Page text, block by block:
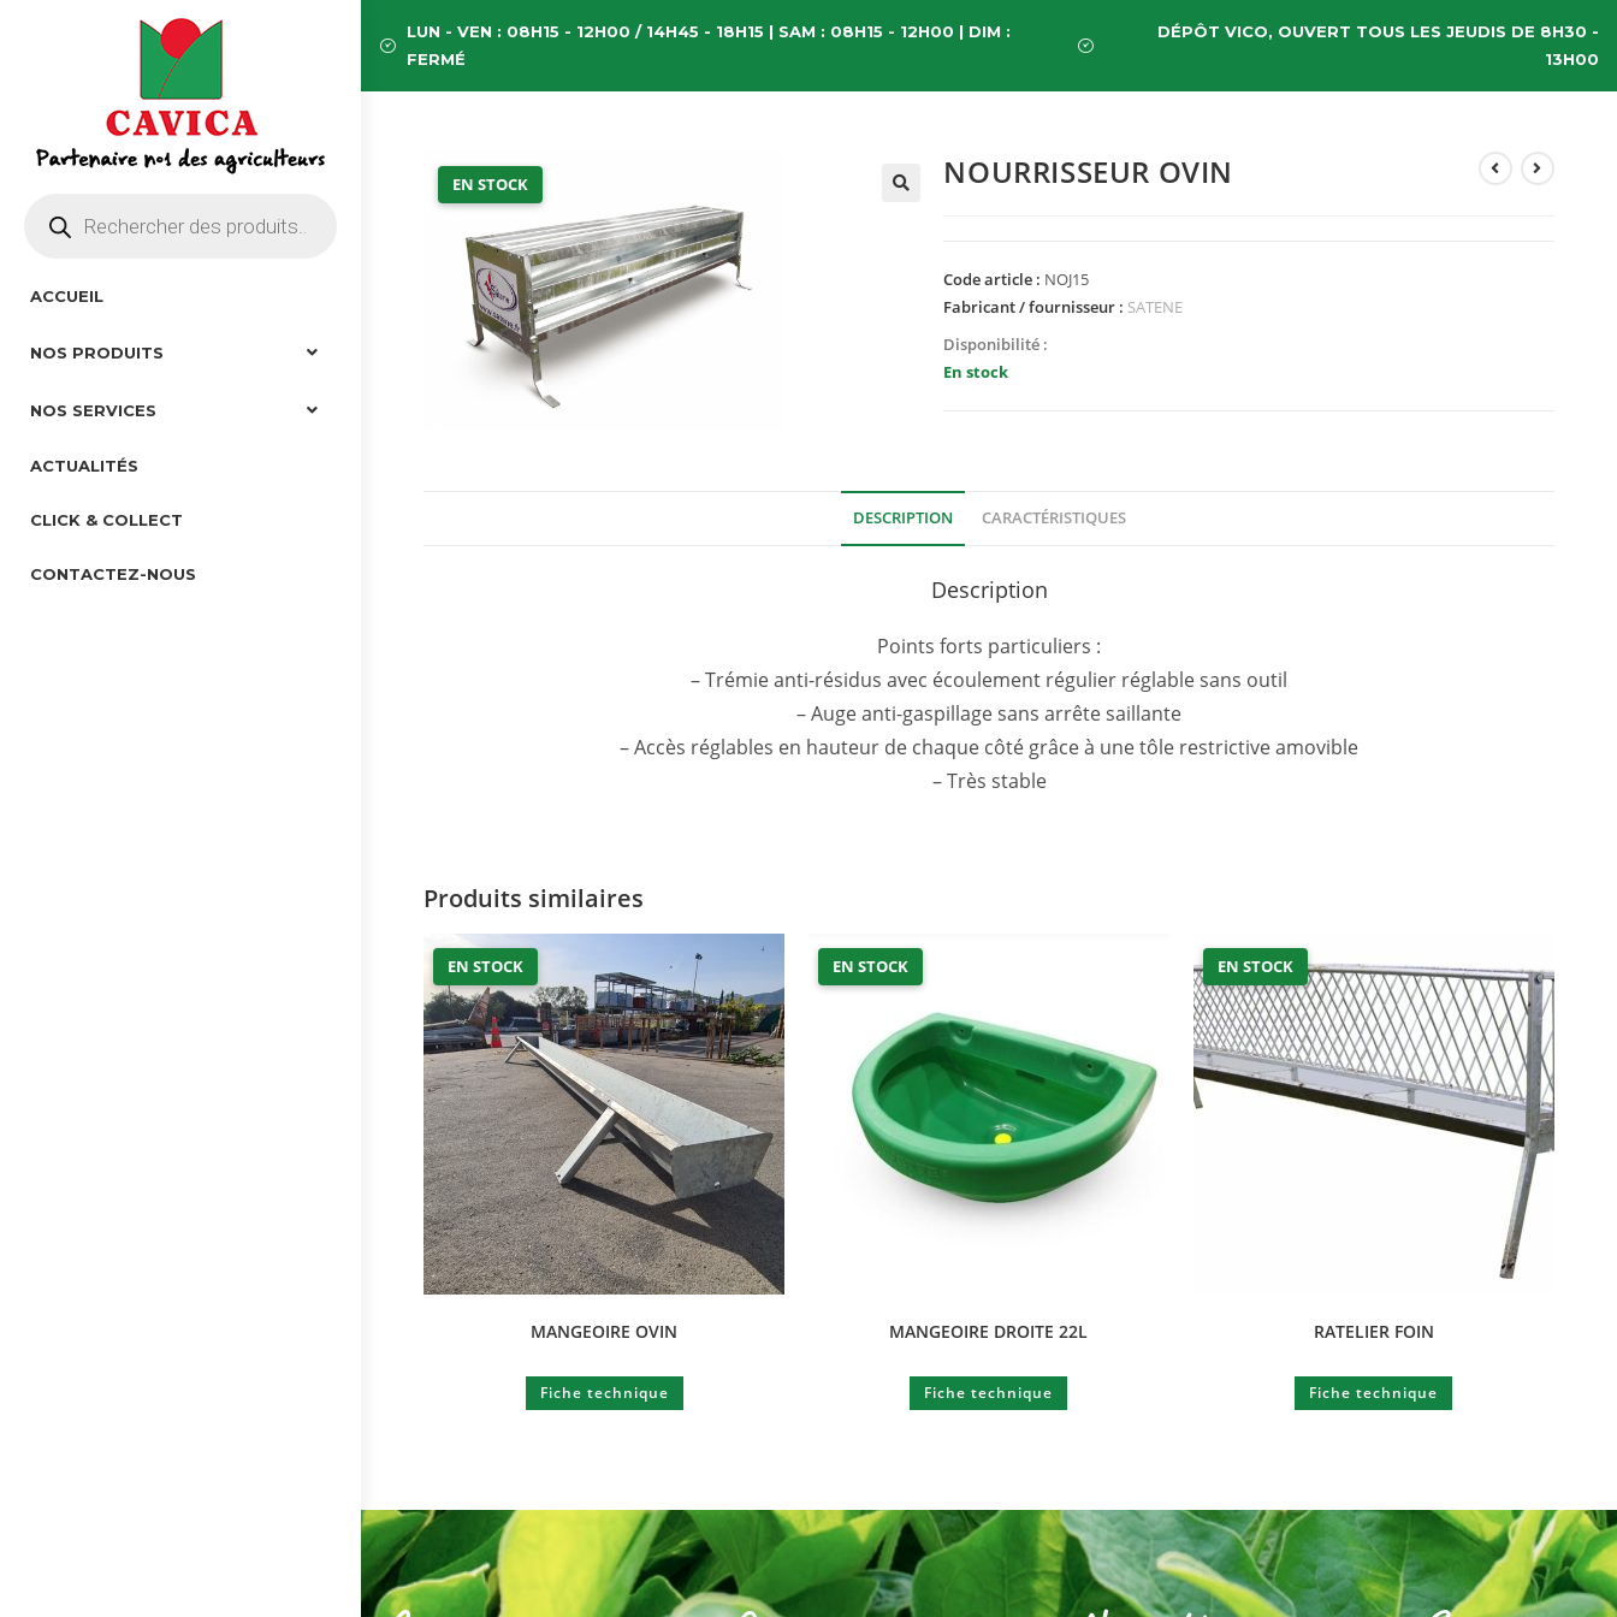
ACCUEIL
NOS PRODUITS
NOS SERVICES
ACTUALITÉS
CLICK & COLLECT
CONTACTEZ-NOUS
LUN - VEN : 08H15 - 12H00 / 14H45 - 18H15 | SAM : 08H15 - 12H00 | DIM :
FERMÉ
DÉPÔT VICO, OUVERT TOUS LES JEUDIS DE 8H30 -
13H00
EN STOCK NOURRISSEUR OVIN
Code article : NOJ15
Fabricant / fournisseur : SATENE
Disponibilité :
En stock
DESCRIPTION CARACTÉRISTIQUES
Description
Points forts particuliers :
– Trémie anti-résidus avec écoulement régulier réglable sans outil
– Auge anti-gaspillage sans arrête saillante
– Accès réglables en hauteur de chaque côté grâce à une tôle restrictive amovible
– Très stable
Produits similaires
EN STOCK
MANGEOIRE OVIN
Fiche technique
EN STOCK
MANGEOIRE DROITE 22L
Fiche technique
EN STOCK
RATELIER FOIN
Fiche technique